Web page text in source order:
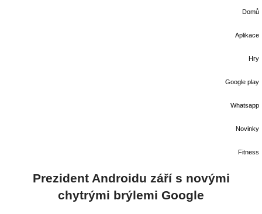
Domů
Aplikace
Hry
Google play
Whatsapp
Novinky
Fitness
Prezident Androidu září s novými
chytrými brýlemi Google